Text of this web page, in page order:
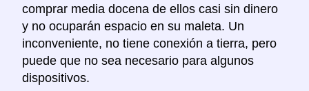
comprar media docena de ellos casi sin dinero
y no ocuparán espacio en su maleta. Un
inconveniente, no tiene conexión a tierra, pero
puede que no sea necesario para algunos
dispositivos.